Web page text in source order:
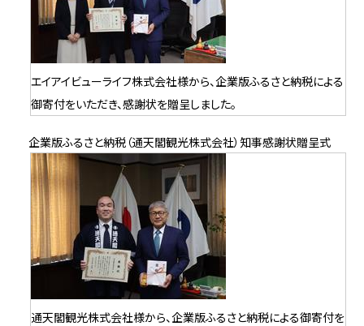
エイアイビューライフ株式会社様から、企業版ふるさと納税による
御寄付をいただき、感謝状を贈呈しました。
企業版ふるさと納税（通天閣観光株式会社）知事感謝状贈呈式
通天閣観光株式会社様から、企業版ふるさと納税による御寄付を